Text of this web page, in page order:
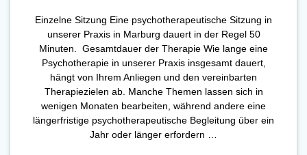
Einzelne Sitzung Eine psychotherapeutische Sitzung in
unserer Praxis in Marburg dauert in der Regel 50
Minuten. Gesamtdauer der Therapie Wie lange eine
Psychotherapie in unserer Praxis insgesamt dauert,
hängt von Ihrem Anliegen und den vereinbarten
Therapiezielen ab. Manche Themen lassen sich in
wenigen Monaten bearbeiten, während andere eine
längerfristige psychotherapeutische Begleitung über ein
Jahr oder länger erfordern …